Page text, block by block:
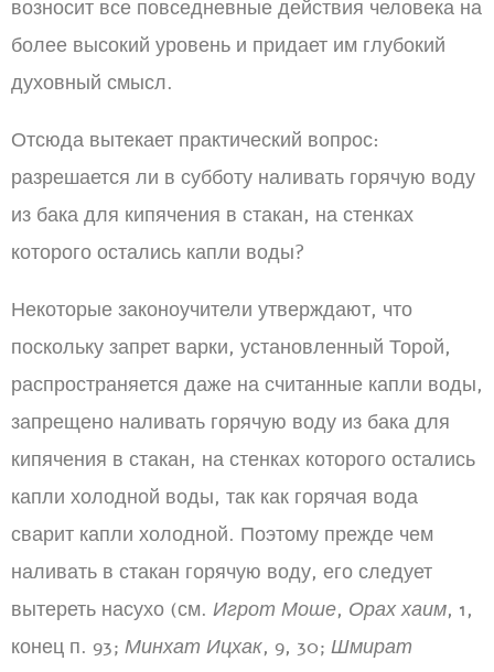
возносит все повседневные действия человека на
более высокий уровень и придает им глубокий
духовный смысл.
Отсюда вытекает практический вопрос:
разрешается ли в субботу наливать горячую воду
из бака для кипячения в стакан, на стенках
которого остались капли воды?
Некоторые законоучители утверждают, что
поскольку запрет варки, установленный Торой,
распространяется даже на считанные капли воды,
запрещено наливать горячую воду из бака для
кипячения в стакан, на стенках которого остались
капли холодной воды, так как горячая вода
сварит капли холодной. Поэтому прежде чем
наливать в стакан горячую воду, его следует
вытереть насухо (см. Игрот Моше, Орах хаим, 1,
конец п. 93; Минхат Ицхак, 9, 30; Шмират